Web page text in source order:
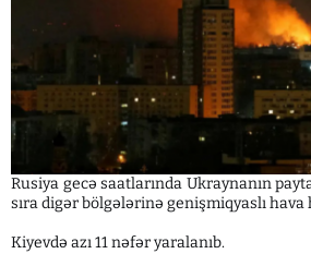
Rusiya gecə saatlarında Ukraynanın
sıra digər bölgələrinə genişmiqyaslı
Kiyevdə azı 11 nəfər yaralanıb.